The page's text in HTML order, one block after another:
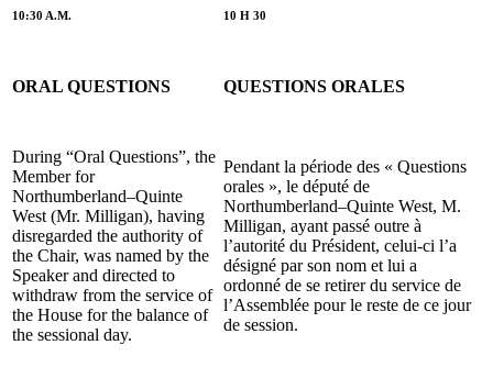
10:30 A.M. 10 H 30
ORAL QUESTIONS QUESTIONS ORALES
During “Oral Questions”, the
Member for
Northumberland–Quinte
West (Mr. Milligan), having
disregarded the authority of
the Chair, was named by the
Speaker and directed to
withdraw from the service of
the House for the balance of
the sessional day.
Pendant la période des « Questions
orales », le député de
Northumberland–Quinte West, M.
Milligan, ayant passé outre à
l’autorité du Président, celui-ci l’a
désigné par son nom et lui a
ordonné de se retirer du service de
l’Assemblée pour le reste de ce jour
de session.